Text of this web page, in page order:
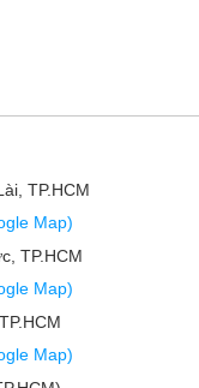
TP.HCM
Map)
TP.HCM
Map)
Map)